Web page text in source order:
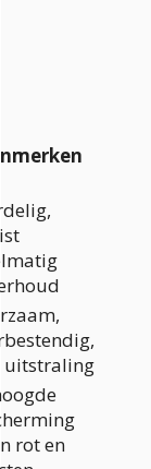
uitstraling
rot en